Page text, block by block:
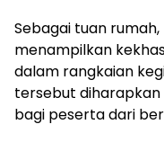
Sebagai tuan
menampilkan
dalam rangkaian
tersebut
bagi peserta dari